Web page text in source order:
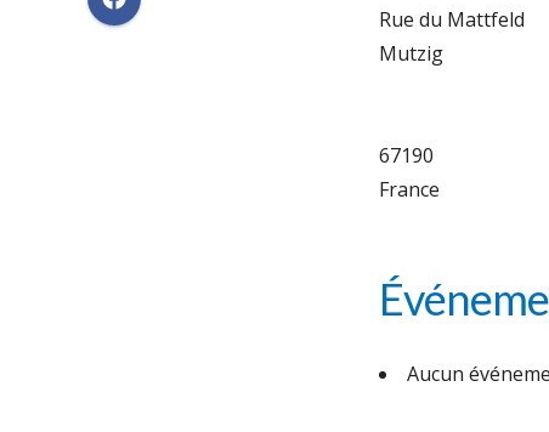
Rue du Mattfeld
Mutzig
67190
France
Aucun